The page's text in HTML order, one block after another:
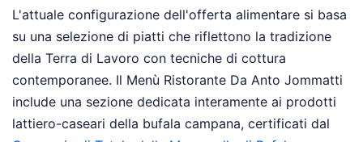
L'attuale configurazione dell'offerta alimentare si basa
su una selezione di piatti che riflettono la tradizione
della Terra di Lavoro con tecniche di cottura
contemporanee. Il Menù Ristorante Da Anto Jommatti
include una sezione dedicata interamente ai prodotti
lattiero-caseari della bufala campana, certificati dal